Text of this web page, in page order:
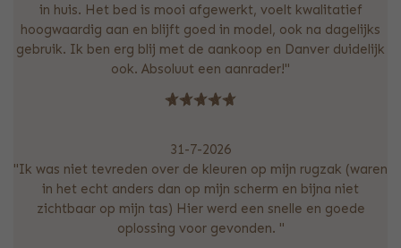
in huis. Het bed is mooi afgewerkt, voelt kwalitatief
hoogwaardig aan en blijft goed in model, ook na dagelijks
gebruik. Ik ben erg blij met de aankoop en Danver duidelijk
ook. Absoluut een aanrader!"
31-7-2026
"Ik was niet tevreden over de kleuren op mijn rugzak (waren
in het echt anders dan op mijn scherm en bijna niet
zichtbaar op mijn tas) Hier werd een snelle en goede
oplossing voor gevonden. "